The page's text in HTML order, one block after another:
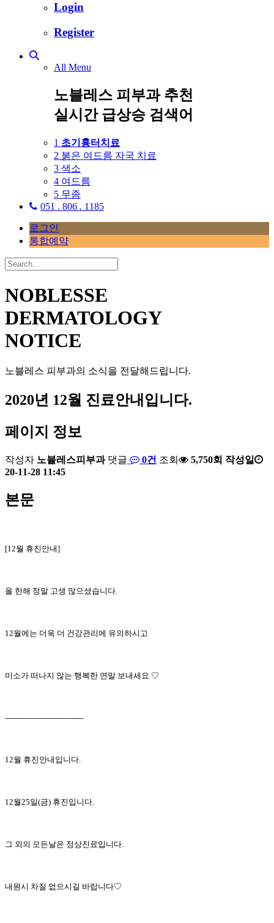
Login
Register
All Menu
노블레스 피부과 추천
실시간 급상승 검색어
1 초기흉터치료
2 붉은 여드름 자국 치료
3 색소
4 여드름
5 무좀
051 . 806 . 1185
로그인
통합예약
NOBLESSE
DERMATOLOGY
NOTICE
노블레스 피부과의 소식을 전달해드립니다.
2020년 12월 진료안내입니다.
페이지 정보
작성자 노블레스피부과 댓글 0건 조회 5,750회 작성일
20-11-28 11:45
본문
[12월 휴진안내]
올 한해 정말 고생 많으셨습니다.
12월에는 더욱 더 건강관리에 유의하시고
미소가 떠나지 않는 행복한 연말 보내세요 ♡
--------------------------------
12월 휴진안내입니다.
12월25일(금) 휴진입니다.
그 외의 모든날은 정상진료입니다.
내원시 차질 없으시길 바랍니다♡